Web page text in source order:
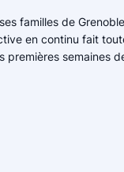
familles de
en continu fait
premières semaines